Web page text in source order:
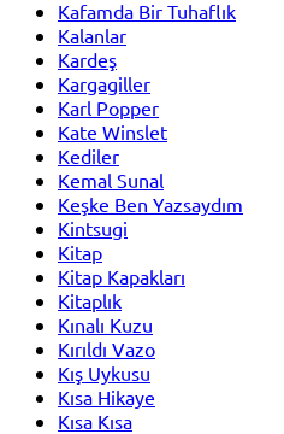
Kafamda Bir Tuhaflık
Kalanlar
Kardeş
Kargagiller
Karl Popper
Kate Winslet
Kediler
Kemal Sunal
Keşke Ben Yazsaydım
Kintsugi
Kitap
Kitap Kapakları
Kitaplık
Kınalı Kuzu
Kırıldı Vazo
Kış Uykusu
Kısa Hikaye
Kısa Kısa